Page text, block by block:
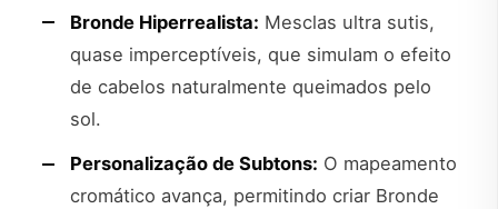
Bronde Hiperrealista: Mesclas ultra sutis,
quase imperceptíveis, que simulam o efeito
de cabelos naturalmente queimados pelo
sol.
Personalização de Subtons: O mapeamento
cromático avança, permitindo criar Bronde